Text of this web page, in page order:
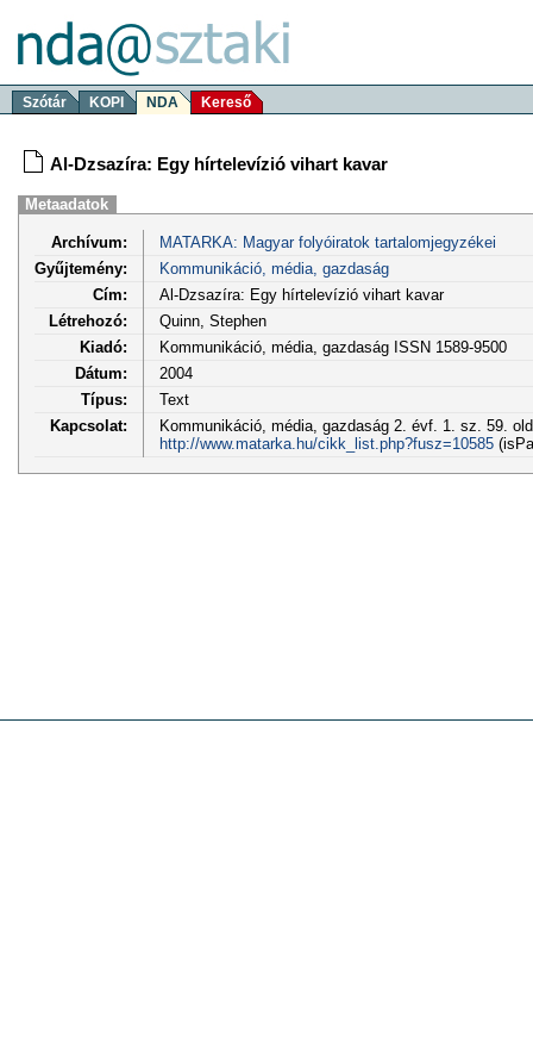
Szótár KOPI NDA Kereső
Al-Dzsazíra: Egy hírtelevízió vihart kavar
Metaadatok
Archívum:
MATARKA: Magyar folyóiratok tartalomjegyzékei
Gyűjtemény:
Kommunikáció, média, gazdaság
Cím:
Al-Dzsazíra: Egy hírtelevízió vihart kavar
Létrehozó:
Quinn, Stephen
Kiadó:
Kommunikáció, média, gazdaság ISSN 1589-9500
Dátum:
2004
Típus:
Text
Kapcsolat:
Kommunikáció, média, gazdaság 2. évf. 1. sz. 59.
http://www.matarka.hu/cikk_list.php?fusz=10585